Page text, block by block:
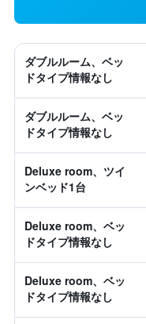
ダブルルーム、ベッ
ドタイプ情報なし
ダブルルーム、ベッ
ドタイプ情報なし
Deluxe room、ツイ
ンベッド1台
Deluxe room、ベッ
ドタイプ情報なし
Deluxe room、ベッ
ドタイプ情報なし